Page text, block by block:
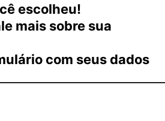
escolheu!
mais sobre sua
com seus dados